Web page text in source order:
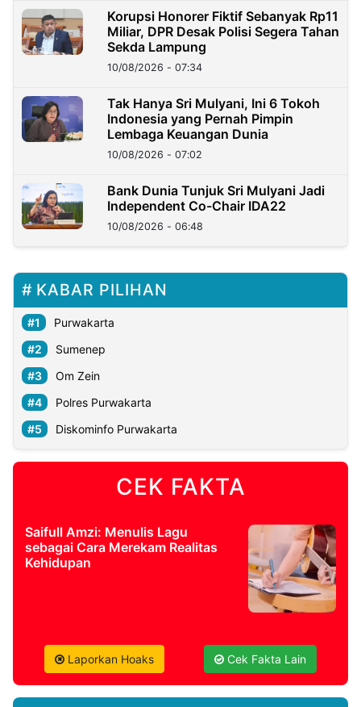
Korupsi Honorer Fiktif Sebanyak Rp11
Miliar, DPR Desak Polisi Segera Tahan
Sekda Lampung
10/08/2026 - 07:34
Tak Hanya Sri Mulyani, Ini 6 Tokoh
Indonesia yang Pernah Pimpin
Lembaga Keuangan Dunia
10/08/2026 - 07:02
Bank Dunia Tunjuk Sri Mulyani Jadi
Independent Co-Chair IDA22
10/08/2026 - 06:48
KABAR PILIHAN
Purwakarta
Sumenep
Om Zein
Polres Purwakarta
Diskominfo Purwakarta
CEK FAKTA
Saifull Amzi: Menulis Lagu
sebagai Cara Merekam Realitas
Kehidupan
Laporkan Hoaks Cek Fakta Lain